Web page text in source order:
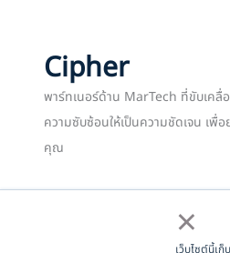
×
เว็บไซต์นี้เ
Cipher
พาร์ทเนอร์ด้าน MarTech ที่ขับเคลื่
ความซับซ้อนให้เป็นความชัดเจน เพื่
คุณ